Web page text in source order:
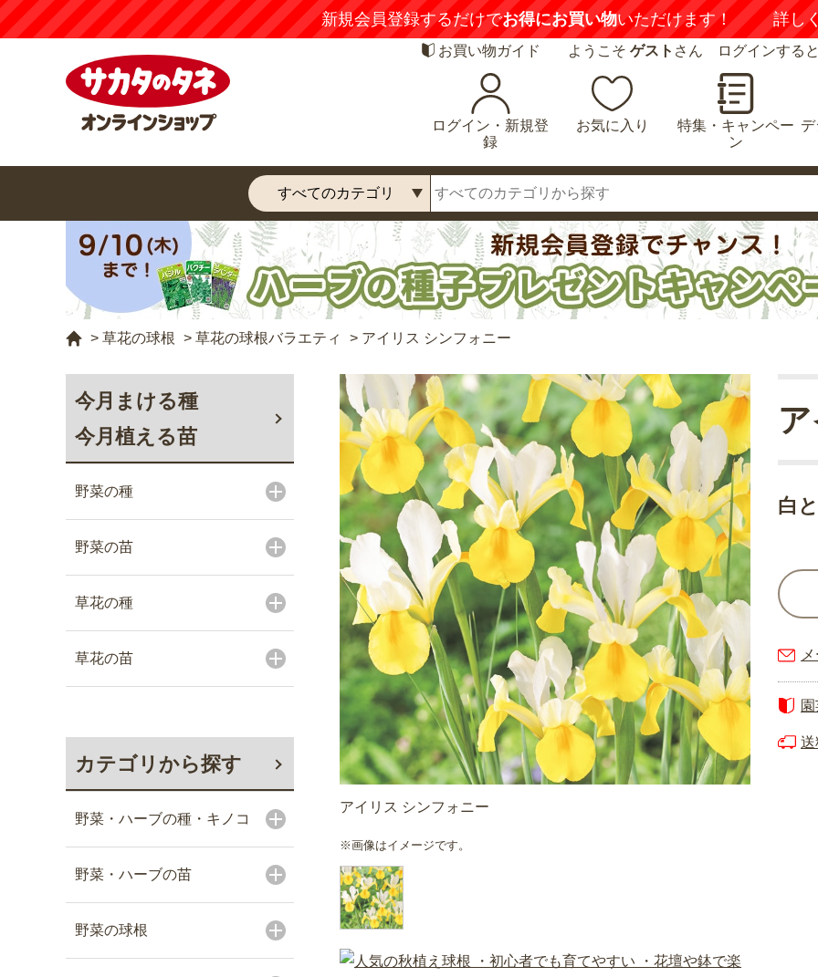
新規会員登録するだけでお得にお買い物いただけます！ 詳し
お買い物ガイド ようこそ ゲスト さん ログインすると
ログイン・新規登
録
お気に入り
特集・キャンペー
ン
> 草花の球根 > 草花の球根バラエティ > アイリス シンフォニー
今月まける種
今月植える苗
野菜の種
野菜の苗
草花の種
草花の苗
カテゴリから探す
野菜・ハーブの種・キノコ
野菜・ハーブの苗
野菜の球根
アイリス シンフォニー
※画像はイメージです。
白
送